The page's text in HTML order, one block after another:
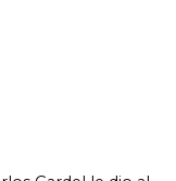
que
y
que
Carlos
He
an
is